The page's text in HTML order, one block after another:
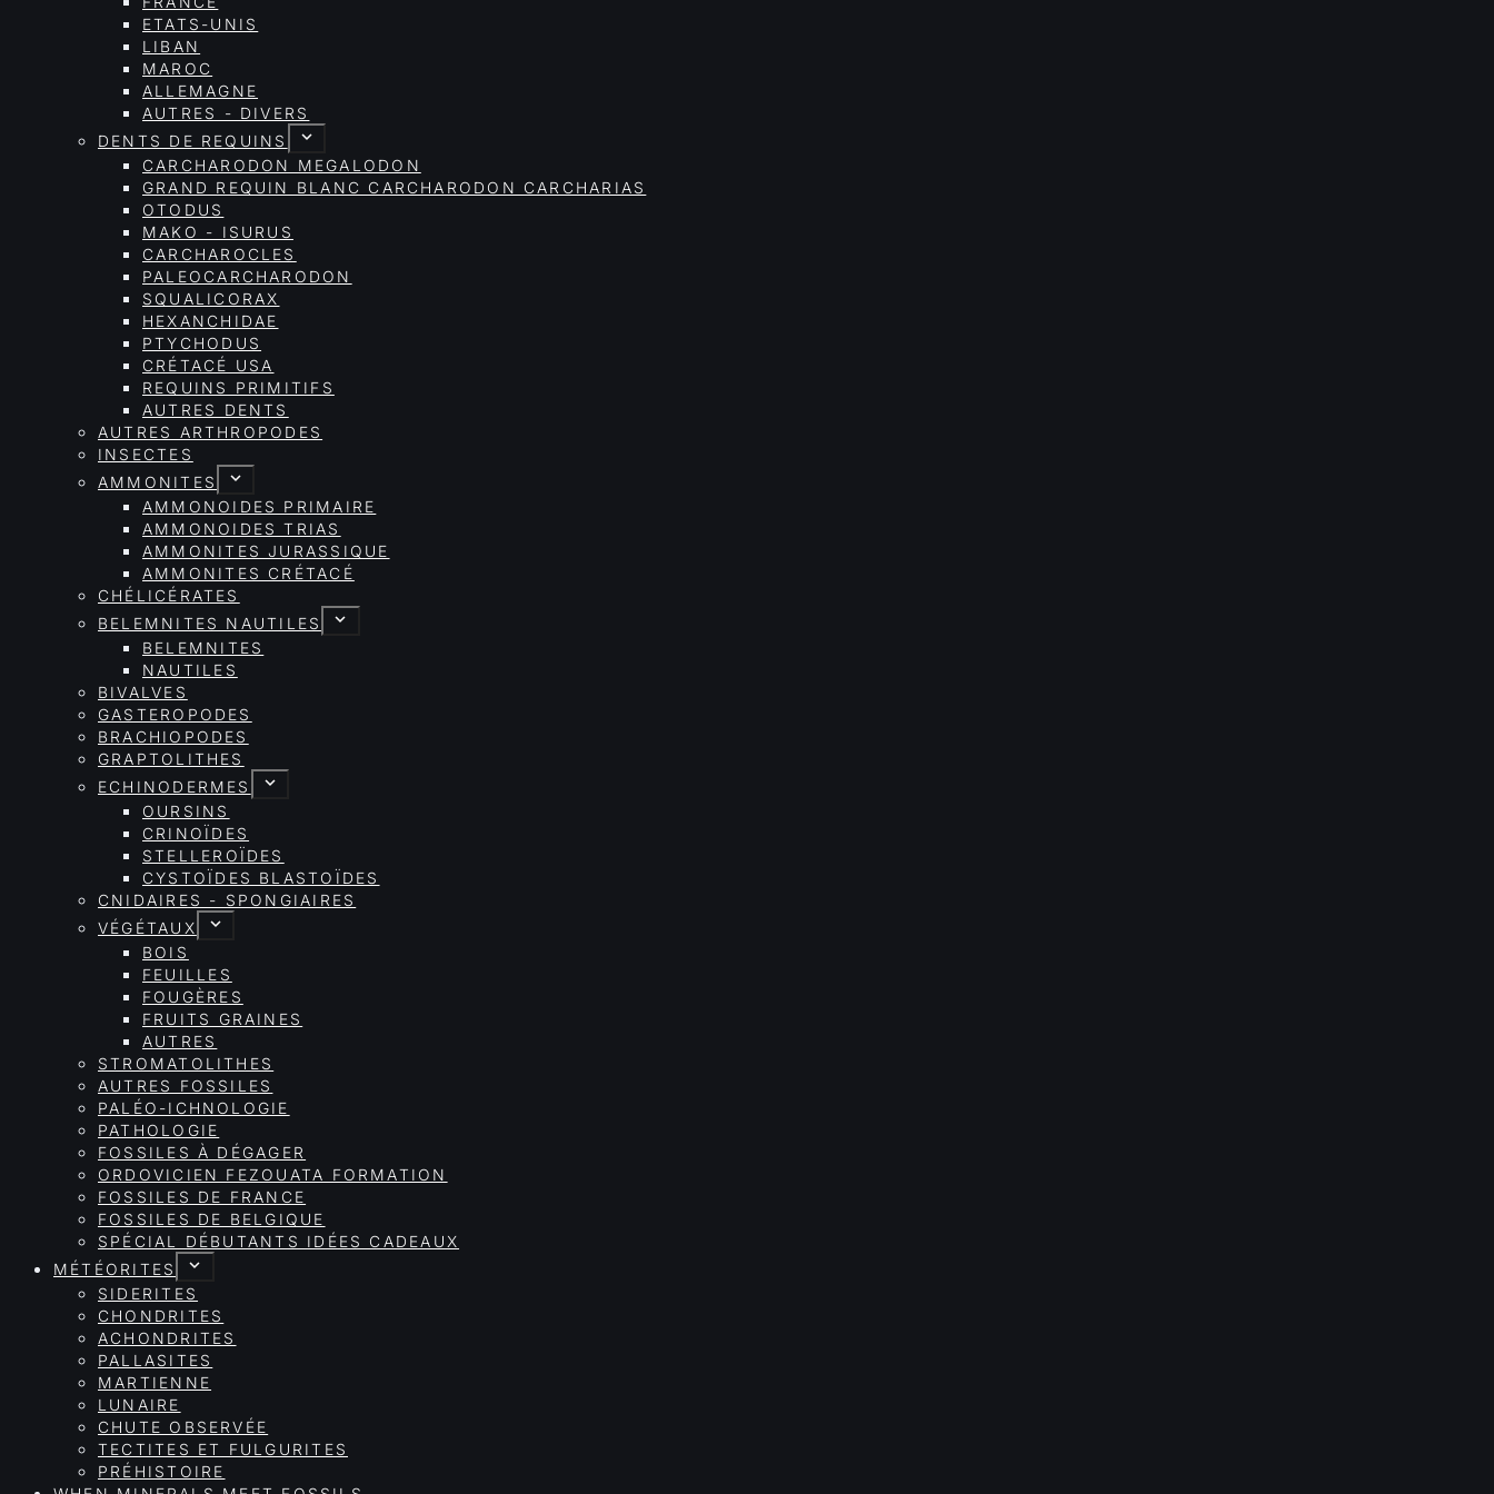
ETATS-UNIS
LIBAN
MAROC
ALLEMAGNE
AUTRES - DIVERS
DENTS DE REQUINS
CARCHARODON MEGALODON
GRAND REQUIN BLANC CARCHARODON CARCHARIAS
OTODUS
MAKO - ISURUS
CARCHAROCLES
PALEOCARCHARODON
SQUALICORAX
HEXANCHIDAE
PTYCHODUS
CRÉTACÉ USA
REQUINS PRIMITIFS
AUTRES DENTS
AUTRES ARTHROPODES
INSECTES
AMMONITES
AMMONOIDES PRIMAIRE
AMMONOIDES TRIAS
AMMONITES JURASSIQUE
AMMONITES CRÉTACÉ
CHÉLICÉRATES
BELEMNITES NAUTILES
BELEMNITES
NAUTILES
BIVALVES
GASTEROPODES
BRACHIOPODES
GRAPTOLITHES
ECHINODERMES
OURSINS
CRINOÏDES
STELLEROÏDES
CYSTOÏDES BLASTOÏDES
CNIDAIRES - SPONGIAIRES
VÉGÉTAUX
BOIS
FEUILLES
FOUGÈRES
FRUITS GRAINES
AUTRES
STROMATOLITHES
AUTRES FOSSILES
PALÉO-ICHNOLOGIE
PATHOLOGIE
FOSSILES À DÉGAGER
ORDOVICIEN FEZOUATA FORMATION
FOSSILES DE FRANCE
FOSSILES DE BELGIQUE
SPÉCIAL DÉBUTANTS IDÉES CADEAUX
MÉTÉORITES
SIDERITES
CHONDRITES
ACHONDRITES
PALLASITES
MARTIENNE
LUNAIRE
CHUTE OBSERVÉE
TECTITES ET FULGURITES
PRÉHISTOIRE